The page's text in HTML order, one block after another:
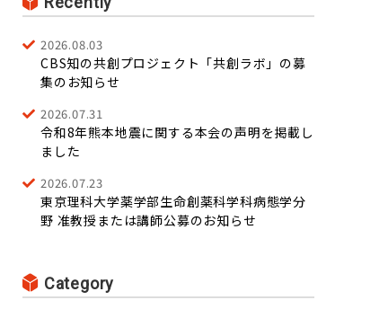
2026.08.03
CBS知の共創プロジェクト「共創ラボ」の募
集のお知らせ
2026.07.31
令和8年熊本地震に関する本会の声明を掲載し
ました
2026.07.23
東京理科大学薬学部生命創薬科学科病態学分
野 准教授または講師公募のお知らせ
Category